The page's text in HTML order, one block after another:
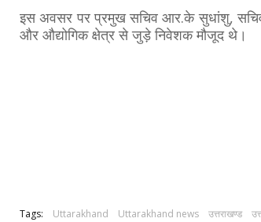
इस अवसर पर प्रमुख सचिव आर.के सुधांशु, सचिव
और औद्योगिक क्षेत्र से जुड़े निवेशक मौजूद थे।
Tags: Uttarakhand Uttarakhand news उत्तराखण्ड